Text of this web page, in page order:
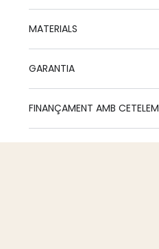
MATERIALS
GARANTIA
FINANÇAMENT AMB CETELEM